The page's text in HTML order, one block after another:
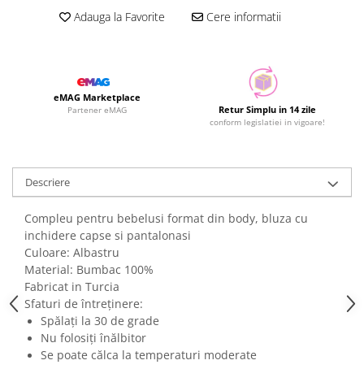
Adauga la Favorite Cere informatii
eMAG Marketplace
Partener eMAG Retur Simplu in 14 zile
conform legislatiei in vigoare!
Descriere
Compleu pentru bebelusi format din body, bluza cu
inchidere capse si pantalonasi
Culoare: Albastru
Material: Bumbac 100%
Fabricat in Turcia
Sfaturi de întreținere:
Spălați la 30 de grade
Nu folosiți înălbitor
Se poate călca la temperaturi moderate